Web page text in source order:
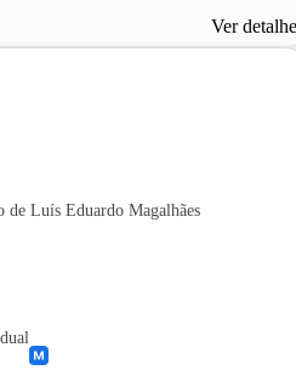
Ver
Luís Eduardo Magalhães